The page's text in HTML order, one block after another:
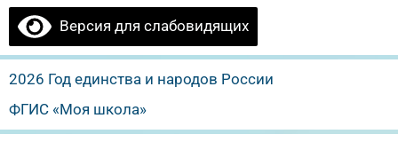
Версия для слабовидящих
2026 Год единства и народов России
ФГИС «Моя школа»